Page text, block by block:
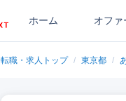
ホーム オファ
転職・求人トップ / 東京都 /